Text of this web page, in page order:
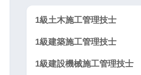
1級土木施工管理技士
1級建築施工管理技士
1級建設機械施工管理技士